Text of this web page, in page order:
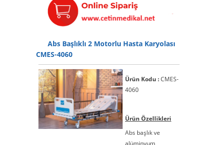
Abs Başlıklı 2 Motorlu Hasta Karyolası
CMES-4060
Ürün Kodu :CMES-
4060
Ürün Özellikleri
Abs başlık ve